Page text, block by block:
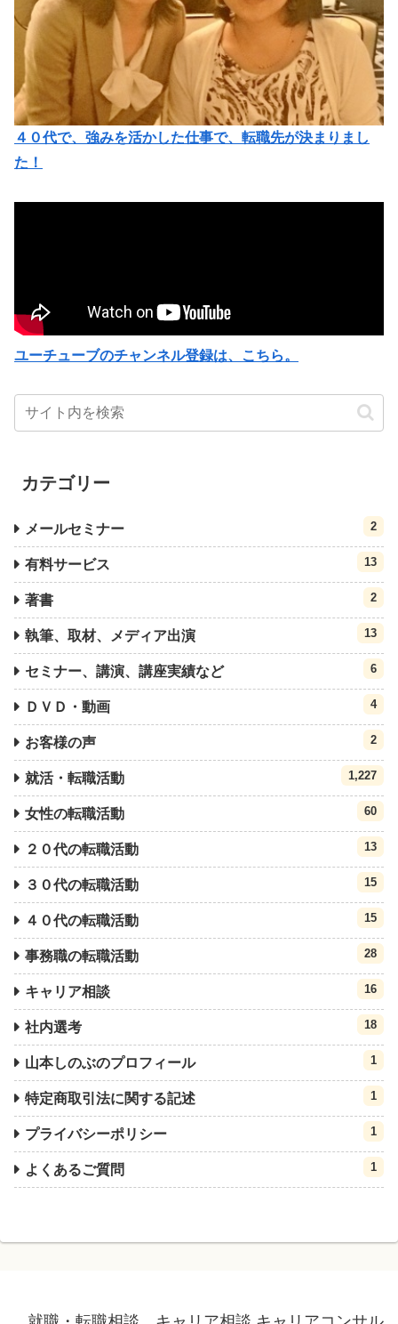
４０代で、強みを活かした仕事で、転職先が決まりまし
た！
ユーチューブのチャンネル登録は、こちら。
カテゴリー
メールセミナー 2
有料サービス 13
著書 2
執筆、取材、メディア出演 13
セミナー、講演、講座実績など 6
ＤＶＤ・動画 4
お客様の声 2
就活・転職活動 1,227
女性の転職活動 60
２０代の転職活動 13
３０代の転職活動 15
４０代の転職活動 15
事務職の転職活動 28
キャリア相談 16
社内選考 18
山本しのぶのプロフィール 1
特定商取引法に関する記述 1
プライバシーポリシー 1
よくあるご質問 1